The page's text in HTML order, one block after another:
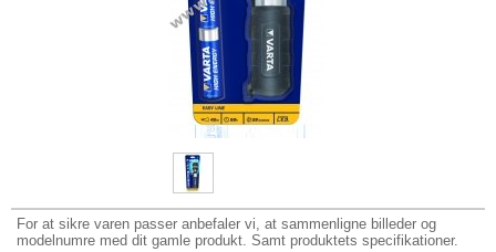
For at sikre varen passer anbefaler vi, at sammenligne billeder og
modelnumre med dit gamle produkt. Samt produktets specifikationer.